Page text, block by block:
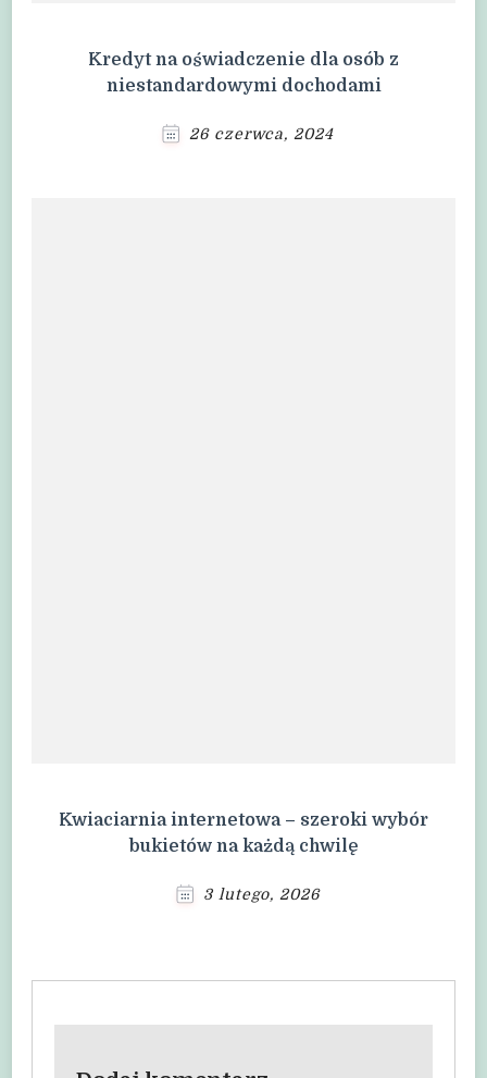
Kredyt na oświadczenie dla osób z
niestandardowymi dochodami
26 czerwca, 2024
Kwiaciarnia internetowa – szeroki wybór
bukietów na każdą chwilę
3 lutego, 2026